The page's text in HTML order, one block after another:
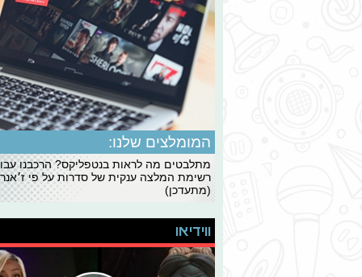
המומלצים שלנו:
מתלבטים מה לראות בנטפליקס? הרכבנו
רשימת המלצה ענקית של סדרות על פי
(מתעדכן)
ווידיאו